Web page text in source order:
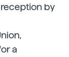
by
a